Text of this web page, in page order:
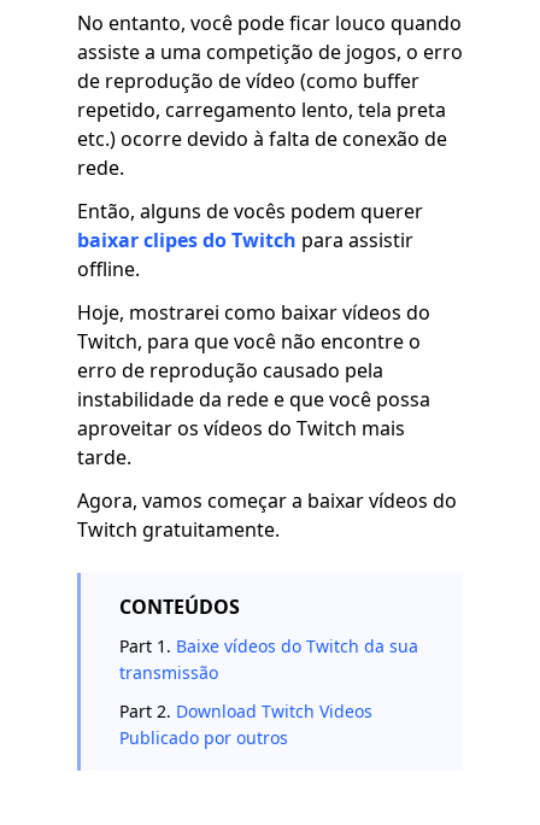
No entanto, você pode ficar louco quando
assiste a uma competição de jogos, o erro
de reprodução de vídeo (como buffer
repetido, carregamento lento, tela preta
etc.) ocorre devido à falta de conexão de
rede.
Então, alguns de vocês podem querer
baixar clipes do Twitch para assistir
offline.
Hoje, mostrarei como baixar vídeos do
Twitch, para que você não encontre o
erro de reprodução causado pela
instabilidade da rede e que você possa
aproveitar os vídeos do Twitch mais
tarde.
Agora, vamos começar a baixar vídeos do
Twitch gratuitamente.
CONTEÚDOS
Part 1. Baixe vídeos do Twitch da sua
transmissão
Part 2. Download Twitch Videos
Publicado por outros